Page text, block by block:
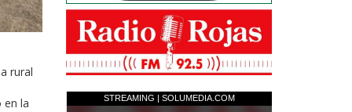
rural
en la